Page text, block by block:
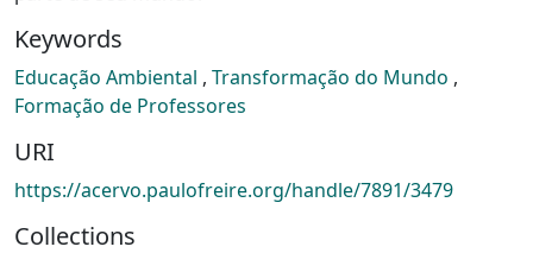
Keywords
Educação Ambiental , Transformação do Mundo ,
Formação de Professores
URI
https://acervo.paulofreire.org/handle/7891/3479
Collections